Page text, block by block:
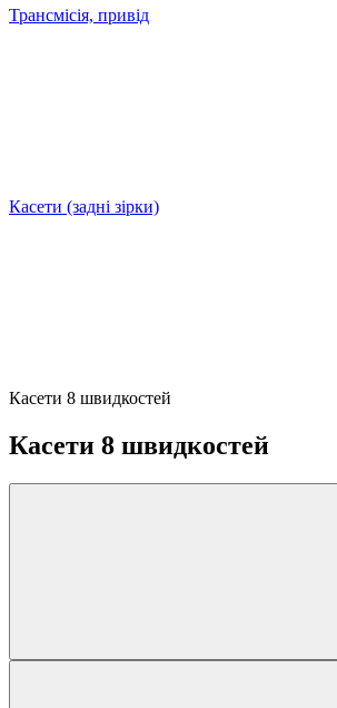
Трансмісія, привід
Касети (задні зірки)
Касети 8 швидкостей
Касети 8 швидкостей